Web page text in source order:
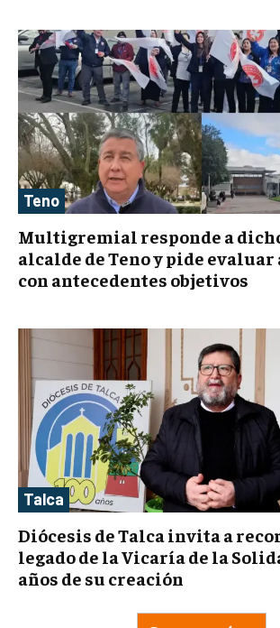
Teno
Multigremial responde a
alcalde de Teno y pide
con antecedentes objetivos
Talca
Diócesis de Talca invita a
legado de la Vicaría de la
años de su creación